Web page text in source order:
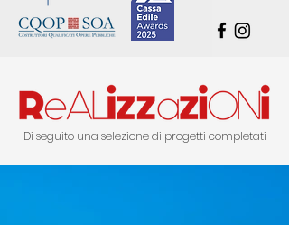
Di seguito una selezione di progetti completati